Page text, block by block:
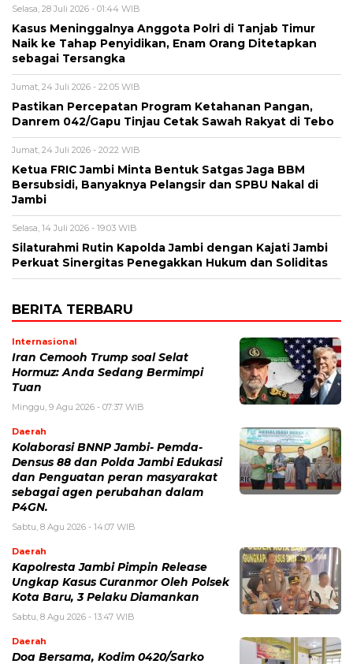
Selasa, 28 Juli 2026 - 01:44 WIB
Kasus Meninggalnya Anggota Polri di Tanjab Timur
Naik ke Tahap Penyidikan, Enam Orang Ditetapkan
sebagai Tersangka
Jumat, 24 Juli 2026 - 22:05 WIB
Pastikan Percepatan Program Ketahanan Pangan,
Danrem 042/Gapu Tinjau Cetak Sawah Rakyat di Tebo
Jumat, 24 Juli 2026 - 20:22 WIB
Ketua FRIC Jambi Minta Bentuk Satgas Jaga BBM
Bersubsidi, Banyaknya Pelangsir dan SPBU Nakal di
Jambi
Selasa, 14 Juli 2026 - 19:03 WIB
Silaturahmi Rutin Kapolda Jambi dengan Kajati Jambi
Perkuat Sinergitas Penegakkan Hukum dan Soliditas
BERITA TERBARU
Internasional
Iran Cemooh Trump soal Selat
Hormuz: Anda Sedang Bermimpi
Tuan
Minggu, 9 Agu 2026 - 07:37 WIB
Daerah
Kolaborasi BNNP Jambi- Pemda-
Densus 88 dan Polda Jambi Edukasi
dan Penguatan peran masyarakat
sebagai agen perubahan dalam
P4GN.
Sabtu, 8 Agu 2026 - 14:07 WIB
Daerah
Kapolresta Jambi Pimpin Release
Ungkap Kasus Curanmor Oleh Polsek
Kota Baru, 3 Pelaku Diamankan
Sabtu, 8 Agu 2026 - 13:47 WIB
Daerah
Doa Bersama, Kodim 0420/Sarko